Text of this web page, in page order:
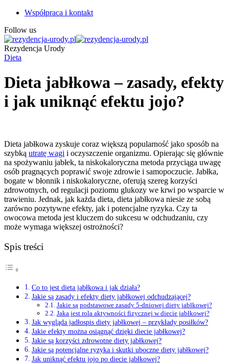
Współpraca i kontakt
Follow us
Rezydencja Urody
Dieta
Dieta jabłkowa – zasady, efekty
i jak uniknąć efektu jojo?
Dieta jabłkowa zyskuje coraz większą popularność jako sposób na
szybką utratę wagi i oczyszczenie organizmu. Opierając się głównie
na spożywaniu jabłek, ta niskokaloryczna metoda przyciąga uwagę
osób pragnących poprawić swoje zdrowie i samopoczucie. Jabłka,
bogate w błonnik i niskokaloryczne, oferują szereg korzyści
zdrowotnych, od regulacji poziomu glukozy we krwi po wsparcie w
trawieniu. Jednak, jak każda dieta, dieta jabłkowa niesie ze sobą
zarówno pozytywne efekty, jak i potencjalne ryzyka. Czy ta
owocowa metoda jest kluczem do sukcesu w odchudzaniu, czy
może wymaga większej ostrożności?
Spis treści
Co to jest dieta jabłkowa i jak działa?
Jakie są zasady i efekty diety jabłkowej odchudzającej?
Jakie są podstawowe zasady 5-dniowej diety jabłkowej?
Jaka jest rola aktywności fizycznej w diecie jabłkowej?
Jak wygląda jadłospis diety jabłkowej – przykłady posiłków?
Jakie efekty można osiągnąć dzięki diecie jabłkowej?
Jakie są korzyści zdrowotne diety jabłkowej?
Jakie są potencjalne ryzyka i skutki uboczne diety jabłkowej?
Jak uniknąć efektu jojo po diecie jabłkowej?